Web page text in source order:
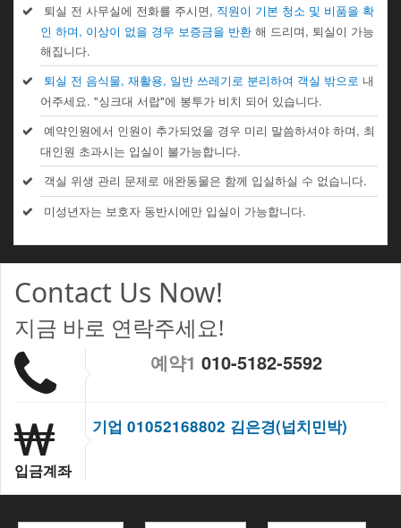
퇴실 전 사무실에 전화를 주시면, 직원이 기본 청소 및 비품을 확
인 하며, 이상이 없을 경우 보증금을 반환해 드리며, 퇴실이 가능
해집니다.
퇴실 전 음식물, 재활용, 일반 쓰레기로 분리하여 객실 밖으로 내
어주세요. "싱크대 서랍"에 봉투가 비치 되어 있습니다.
예약인원에서 인원이 추가되었을 경우 미리 말씀하셔야 하며, 최
대인원 초과시는 입실이 불가능합니다.
객실 위생 관리 문제로 애완동물은 함께 입실하실 수 없습니다.
미성년자는 보호자 동반시에만 입실이 가능합니다.
Contact Us Now!
지금 바로 연락주세요!
예약1 010-5182-5592
입금계좌
기업 01052168802 김은경(넙치민박)